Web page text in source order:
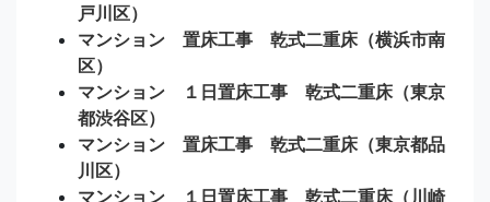
戸川区）
マンション 置床工事 乾式二重床（横浜市南
区）
マンション １日置床工事 乾式二重床（東京
都渋谷区）
マンション 置床工事 乾式二重床（東京都品
川区）
マンション １日置床工事 乾式二重床（川崎